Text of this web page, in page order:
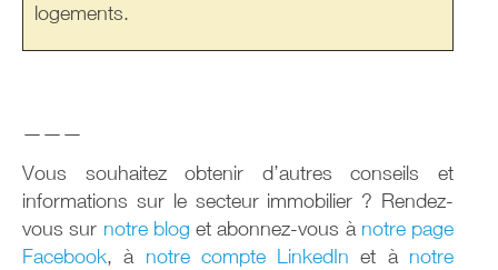
logements.
———
Vous souhaitez obtenir d’autres conseils et
informations sur le secteur immobilier ? Rendez-
vous sur notre blog et abonnez-vous à notre page
Facebook, à notre compte LinkedIn et à notre